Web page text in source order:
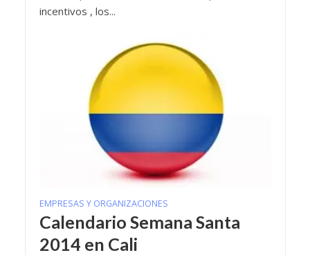
incentivos , los...
EMPRESAS Y ORGANIZACIONES
Calendario Semana Santa
2014 en Cali